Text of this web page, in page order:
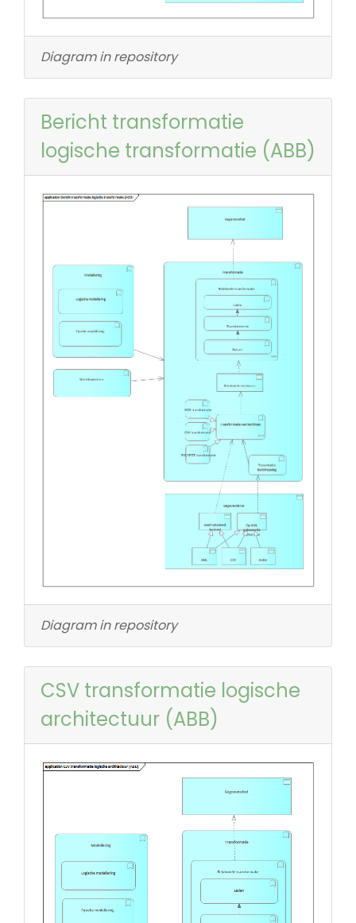
Diagram in repository
Bericht transformatie
logische transformatie (ABB)
Diagram in repository
CSV transformatie logische
architectuur (ABB)